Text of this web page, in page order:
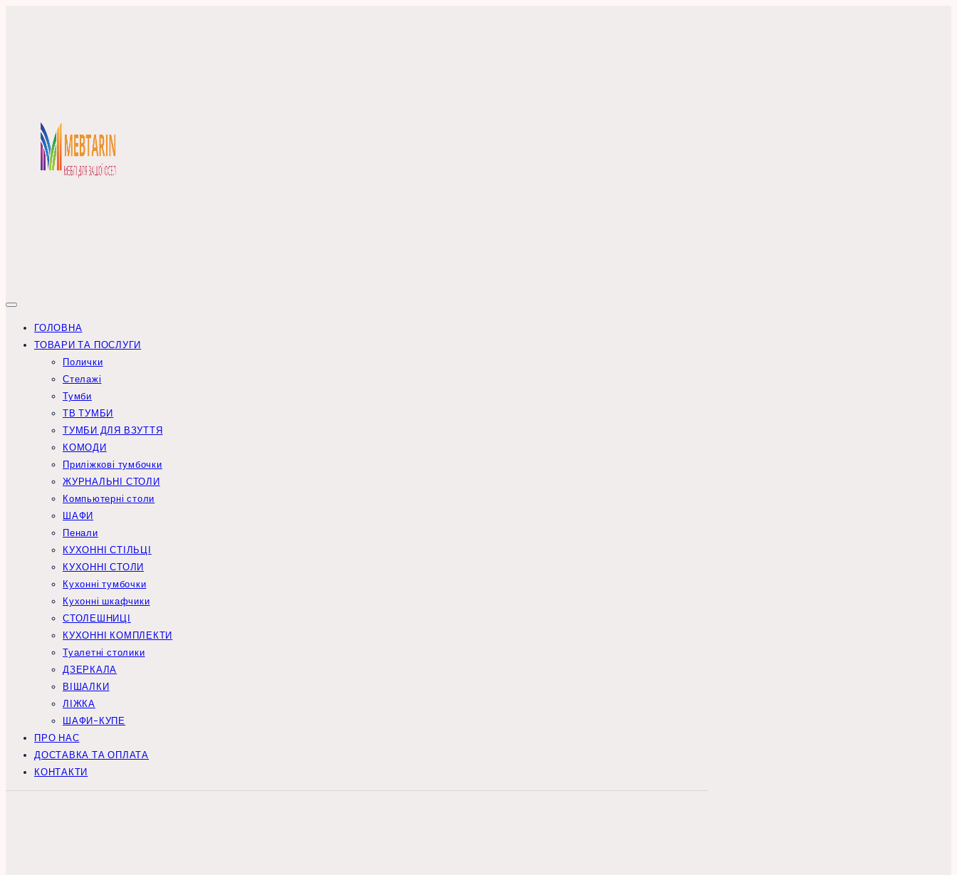
ГОЛОВНА
ТОВАРИ ТА ПОСЛУГИ
Полички
Стелажі
Тумби
ТВ ТУМБИ
ТУМБИ ДЛЯ ВЗУТТЯ
КОМОДИ
Приліжкові тумбочки
ЖУРНАЛЬНІ СТОЛИ
Компьютерні столи
ШАФИ
Пенали
КУХОННІ СТІЛЬЦІ
КУХОННІ СТОЛИ
Кухонні тумбочки
Кухонні шкафчики
СТОЛЕШНИЦІ
КУХОННІ КОМПЛЕКТИ
Туалетні столики
ДЗЕРКАЛА
ВІШАЛКИ
ЛІЖКА
ШАФИ-КУПЕ
ПРО НАС
ДОСТАВКА ТА ОПЛАТА
КОНТАКТИ